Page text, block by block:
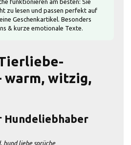
funktionieren am besten: Sie
zu lesen und passen perfekt auf
Geschenkartikel. Besonders
& kurze emotionale Texte.
warm, witzig,
Hundeliebhaber
hund liebe sprüche